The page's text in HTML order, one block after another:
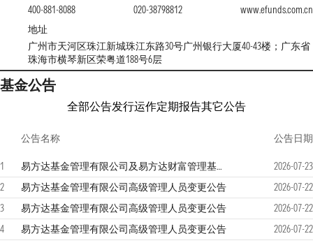
400-881-8088
020-38798812
www.efunds.com.cn
地址
广州市天河区珠江新城珠江东路30号广州银行大厦40-43楼；广东省
珠海市横琴新区荣粤道188号6层
基金公告
全部公告发行运作定期报告其它公告
公告名称 公告日期
1 易方达基金管理有限公司及易方达财富管理基金销售（广州）有限公司关于零售直销业务迁移安排的联合提示性公告
2026-07-23
2
易方达基金管理有限公司高级管理人员变更公告
2026-07-22
3
易方达基金管理有限公司高级管理人员变更公告
2026-07-22
4
易方达基金管理有限公司高级管理人员变更公告 2026-07-22